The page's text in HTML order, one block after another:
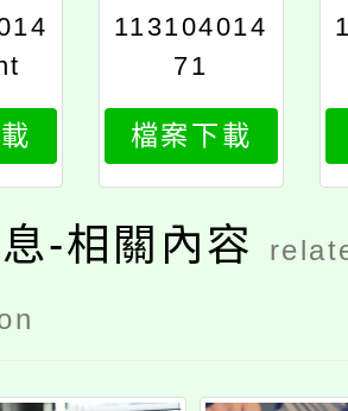
113104014
71
檔案下載
-相關內容